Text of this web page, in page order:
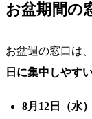
お盆期間の
お盆週の窓口は
日に集中しやす
8月12日（水）